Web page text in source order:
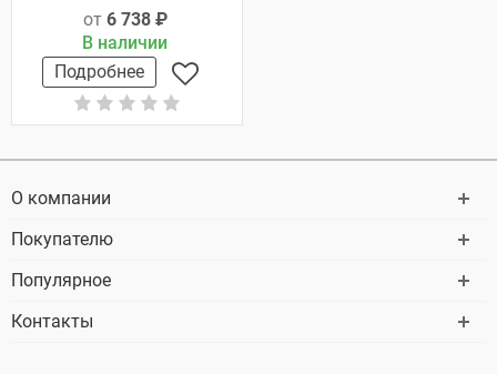
от 6 738 ₽
В наличии
Подробнее
О компании
Покупателю
Популярное
Контакты